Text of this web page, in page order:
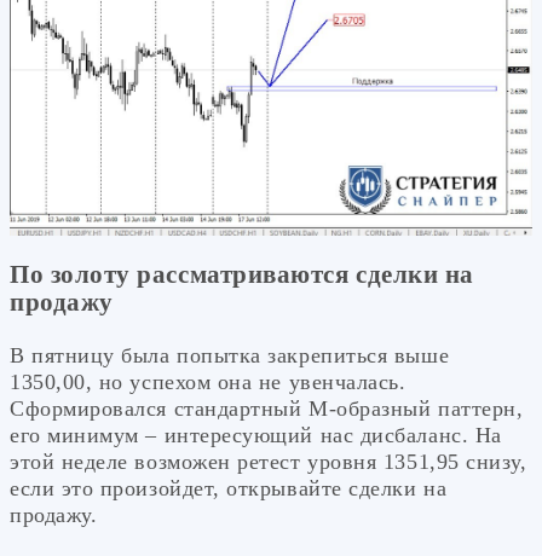
По золоту рассматриваются сделки на
продажу
В пятницу была попытка закрепиться выше
1350,00, но успехом она не увенчалась.
Сформировался стандартный М-образный паттерн,
его минимум – интересующий нас дисбаланс. На
этой неделе возможен ретест уровня 1351,95 снизу,
если это произойдет, открывайте сделки на
продажу.